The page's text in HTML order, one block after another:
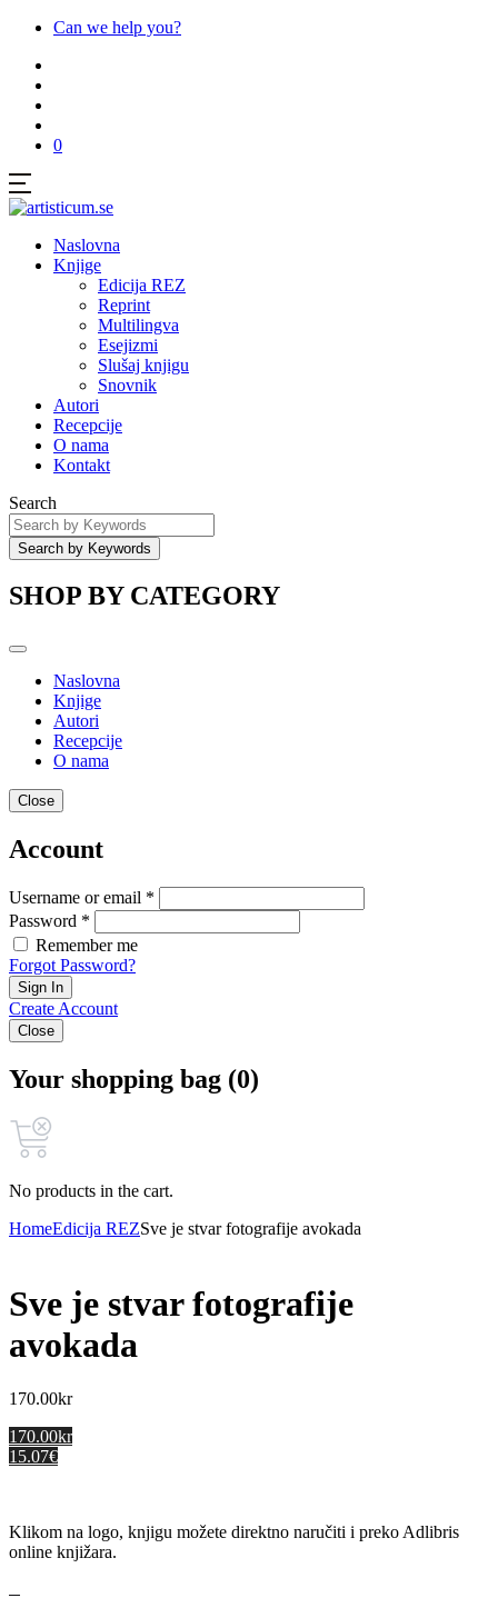
Can we help you?
0
Naslovna
Knjige
Edicija REZ
Reprint
Multilingva
Esejizmi
Slušaj knjigu
Snovnik
Autori
Recepcije
O nama
Kontakt
Search
SHOP BY CATEGORY
Naslovna
Knjige
Autori
Recepcije
O nama
Close
Account
Username or email *
Password *
Remember me
Forgot Password?
Sign In
Create Account
Close
Your shopping bag (0)
No products in the cart.
HomeEdicija REZSve je stvar fotografije avokada
Sve je stvar fotografije
avokada
170.00kr
170.00kr
15.07€
Klikom na logo, knjigu možete direktno naručiti i preko Adlibris
online knjižara.